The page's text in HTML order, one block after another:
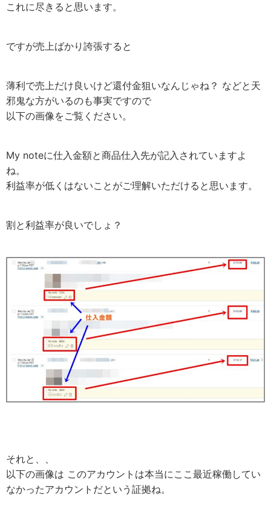
これに尽きると思います。
ですが売上ばかり誇張すると
薄利で売上だけ良いけど還付金狙いなんじゃね？ などと天
邪鬼な方がいるのも事実ですので
以下の画像をご覧ください。
My noteに仕入金額と商品仕入先が記入されていますよ
ね。
利益率が低くはないことがご理解いただけると思います。
割と利益率が良いでしょ？
それと、、
以下の画像は このアカウントは本当にここ最近稼働してい
なかったアカウントだという証拠ね。